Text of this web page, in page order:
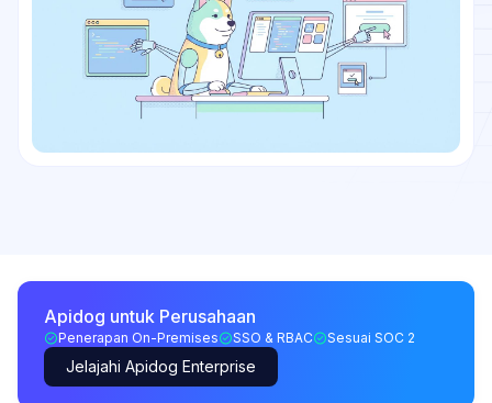
Apidog untuk Perusahaan
Penerapan On-Premises SSO & RBAC Sesuai SOC 2
Jelajahi Apidog Enterprise